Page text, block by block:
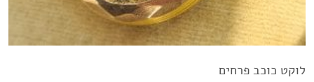
לוקט כוכב פרחים